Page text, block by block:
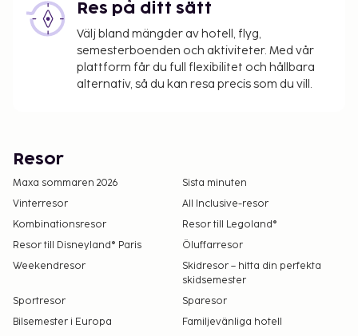
Res på ditt sätt
Välj bland mängder av hotell, flyg,
semesterboenden och aktiviteter. Med vår
plattform får du full flexibilitet och hållbara
alternativ, så du kan resa precis som du vill.
Resor
Maxa sommaren 2026
Sista minuten
Vinterresor
All Inclusive-resor
Kombinationsresor
Resor till Legoland®
Resor till Disneyland® Paris
Öluffarresor
Weekendresor
Skidresor – hitta din perfekta
skidsemester
Sportresor
Sparesor
Bilsemester i Europa
Familjevänliga hotell